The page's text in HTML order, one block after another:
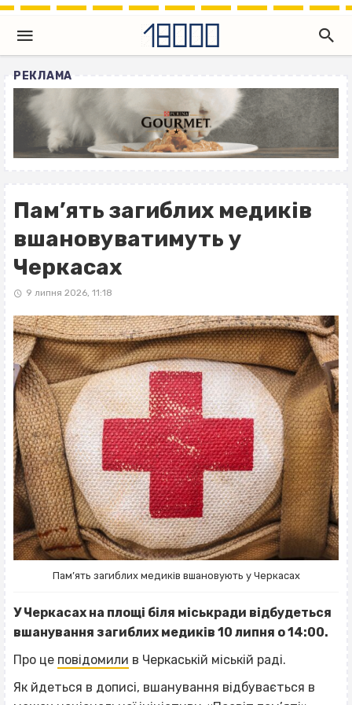
РЕКЛАМА
Пам’ять загиблих медиків
вшановуватимуть у
Черкасах
9 липня 2026, 11:18
Пам’ять загиблих медиків вшановують у Черкасах
У Черкасах на площі біля міськради відбудеться
вшанування загиблих медиків 10 липня о 14:00.
Про це повідомили в Черкаській міській раді.
Як йдеться в дописі, вшанування відбувається в